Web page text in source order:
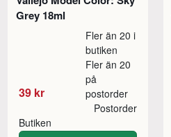
Grey 18ml
39 kr
Fler än 20 i
butiken
Fler än 20
på
postorder
Butiken
Postorder